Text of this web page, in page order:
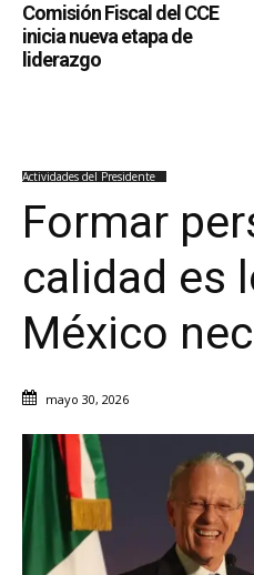
Comisión Fiscal del CCE
inicia nueva etapa de
liderazgo